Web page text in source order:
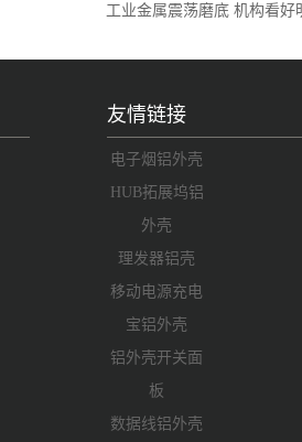
工业金属震荡磨底 机构看
友情链接
电子烟铝外壳
HUB拓展坞铝
外壳
理发器铝壳
移动电源充电
宝铝外壳
铝外壳开关面
板
数据线铝外壳